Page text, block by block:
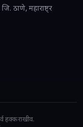
ठाणे, महाराष्ट्र
हक्क राखीव.